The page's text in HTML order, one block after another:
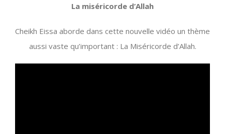
La miséricorde d’Allah
Cheikh Eissa aborde dans cette nouvelle vidéo un thème
aussi vaste qu’important : La Miséricorde d’Allah.